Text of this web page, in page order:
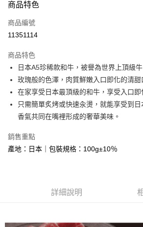
信用卡一次付款
LINE Pay
街口支付
悠遊付
Google Pay
大哥付你分期
相關說明
1.本服務由台灣大哥大提供，台灣大哥大用戶可立
3.實際核准額度、可分期數及費用金額請依後續交
4.訂單成立30分鐘內，如未前往確認交易或遇審核
【繳款方式說明】
AFTEE先享後付
運送方式
商品特色
商品編號
11351114
商品特色
日本A5珍稀款和牛，被譽為世界上頂級牛
玫瑰般的色澤，肉質鮮嫩入口即化的清甜
在家享受日本最頂級的和牛，享受入口即
只需簡單炙烤或快速汆燙，就能享受到
香氣共同在嘴裡形成的奢華美味。
銷售重點
產地：日本｜包裝規格：100g±10％
詳細說明